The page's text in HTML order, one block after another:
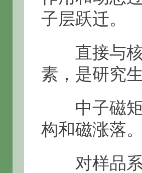
子层跃迁。
直接与核
素，是研究
中子磁矩
构和磁涨落。
对样品系